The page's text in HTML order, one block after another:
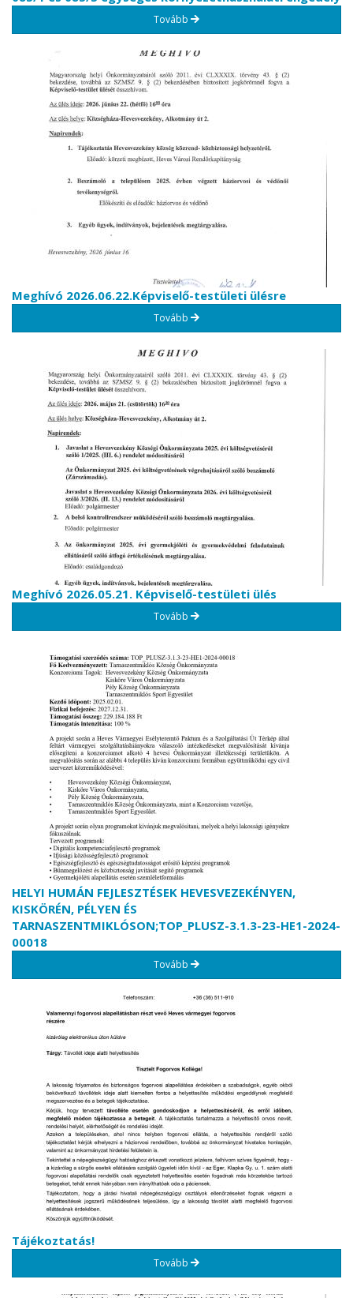
Tovább
Meghívó 2026.06.22.Képviselő-testületi ülésre
Tovább
Meghívó 2026.05.21. Képviselő-testületi ülés
Tovább
HELYI HUMÁN FEJLESZTÉSEK HEVESVEZEKÉNYEN,
KISKÖRÉN, PÉLYEN ÉS
TARNASZENTMIKLÓSON;TOP_PLUSZ-3.1.3-23-HE1-2024-
00018
Tovább
Tájékoztatás!
Tovább